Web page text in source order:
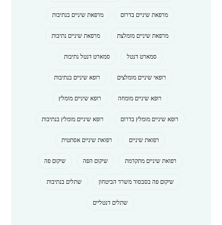
מרפאת שיניים בדרום
מרפאת שיניים בנתיבות
מרפאת שיניים מומלצת
מרפאת שיניים נתיבות
סמארט דנטל
סמארט דנטל נתיבות
רופאי שיניים מומלצים
רופא שיניים בנתיבות
רופא שיניים מומחה
רופא שיניים מומלץ
רופא שיניים מומלץ בדרום
רופא שיניים מומלץ בנתיבות
רפואת שיניים
רפואת שיניים אסתטית
רפואת שיניים מתקדמת
שיקום הפה
שיקום פה
שיקום פה בסבסוד משרד הביטחון
שתלים בנתיבות
שתלים דנטליים